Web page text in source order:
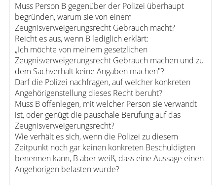
Muss Person B gegenüber der Polizei überhaupt
begründen, warum sie von einem
Zeugnisverweigerungsrecht Gebrauch macht?
Reicht es aus, wenn B lediglich erklärt:
„Ich möchte von meinem gesetzlichen
Zeugnisverweigerungsrecht Gebrauch machen und zu
dem Sachverhalt keine Angaben machen"?
Darf die Polizei nachfragen, auf welcher konkreten
Angehörigenstellung dieses Recht beruht?
Muss B offenlegen, mit welcher Person sie verwandt
ist, oder genügt die pauschale Berufung auf das
Zeugnisverweigerungsrecht?
Wie verhält es sich, wenn die Polizei zu diesem
Zeitpunkt noch gar keinen konkreten Beschuldigten
benennen kann, B aber weiß, dass eine Aussage einen
Angehörigen belasten würde?